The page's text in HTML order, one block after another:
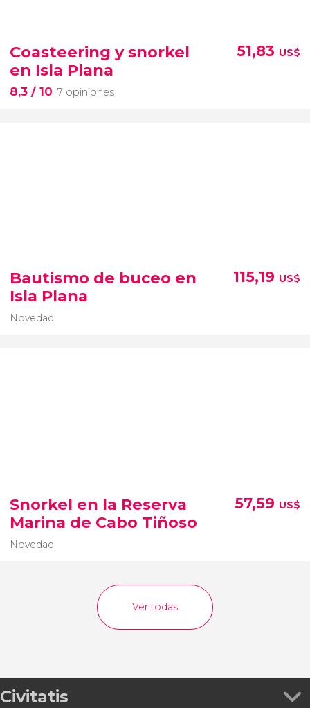
Coasteering y snorkel
en Isla Plana
8,3 / 10 7 opiniones
51,83 US$
Bautismo de buceo en
Isla Plana
Novedad
115,19 US$
Snorkel en la Reserva
Marina de Cabo Tiñoso
Novedad
57,59 US$
Ver todas
Civitatis